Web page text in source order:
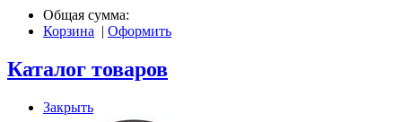
Общая сумма:
Корзина | Оформить
Каталог товаров
Закрыть